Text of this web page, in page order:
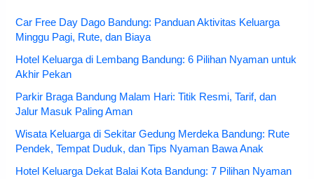
Car Free Day Dago Bandung: Panduan Aktivitas Keluarga
Minggu Pagi, Rute, dan Biaya
Hotel Keluarga di Lembang Bandung: 6 Pilihan Nyaman untuk
Akhir Pekan
Parkir Braga Bandung Malam Hari: Titik Resmi, Tarif, dan
Jalur Masuk Paling Aman
Wisata Keluarga di Sekitar Gedung Merdeka Bandung: Rute
Pendek, Tempat Duduk, dan Tips Nyaman Bawa Anak
Hotel Keluarga Dekat Balai Kota Bandung: 7 Pilihan Nyaman